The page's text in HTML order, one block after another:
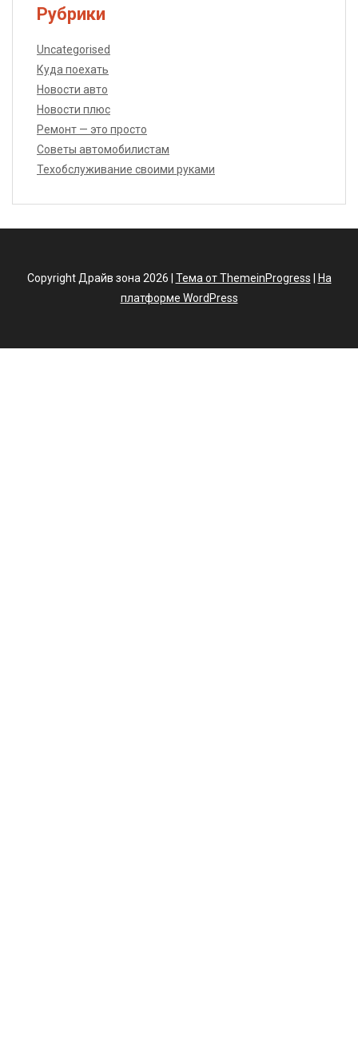
Рубрики
Uncategorised
Куда поехать
Новости авто
Новости плюс
Ремонт — это просто
Советы автомобилистам
Техобслуживание своими руками
Copyright Драйв зона 2026 | Тема от ThemeinProgress
На
платформе WordPress